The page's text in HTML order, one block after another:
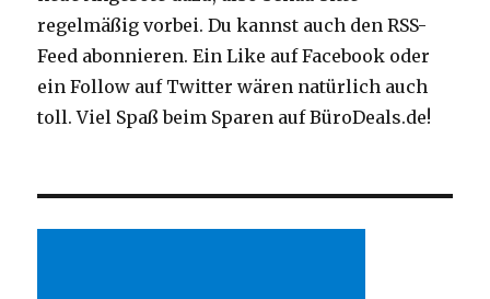
regelmäßig vorbei. Du kannst auch den RSS-
Feed abonnieren. Ein Like auf Facebook oder
ein Follow auf Twitter wären natürlich auch
toll. Viel Spaß beim Sparen auf BüroDeals.de!